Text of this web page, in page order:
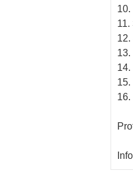
10.
16.